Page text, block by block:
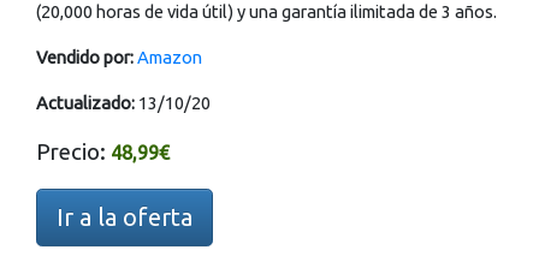
(20,000 horas de vida útil) y una garantía ilimitada de 3 años.
Vendido por:Amazon
Actualizado: 13/10/20
Precio: 48,99€
Ir a la oferta